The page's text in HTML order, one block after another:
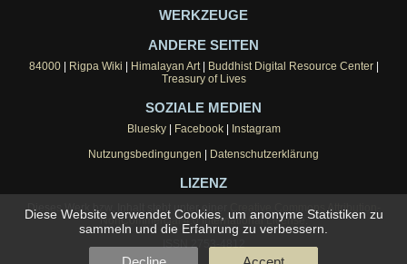
WERKZEUGE
ANDERE SEITEN
84000| Rigpa Wiki Himalayan Art| Buddhist Digital Resource Center|
Treasury of Lives
SOZIALE MEDIEN
Bluesky| Facebook|
Instagram
Nutzungsbedingungen
Datenschutzerklärung
LIZENZ
Dieses Werk bzw. Inhalt steht unter einer
Creative Commons Attribution-
NonCommercial 4.0 International License
ISSN 2753-4812
Diese Website verwendet Cookies, um anonyme Statistiken zu
sammeln und die Erfahrung zu verbessern.